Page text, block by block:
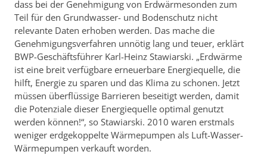
dass bei der Genehmigung von Erdwärmesonden zum
Teil für den Grundwasser- und Bodenschutz nicht
relevante Daten erhoben werden. Das mache die
Genehmigungsverfahren unnötig lang und teuer, erklärt
BWP-Geschäftsführer Karl-Heinz Stawiarski. „Erdwärme
ist eine breit verfügbare erneuerbare Energiequelle, die
hilft, Energie zu sparen und das Klima zu schonen. Jetzt
müssen überflüssige Barrieren beseitigt werden, damit
die Potenziale dieser Energiequelle optimal genutzt
werden können!“, so Stawiarski. 2010 waren erstmals
weniger erdgekoppelte Wärmepumpen als Luft-Wasser-
Wärmepumpen verkauft worden.